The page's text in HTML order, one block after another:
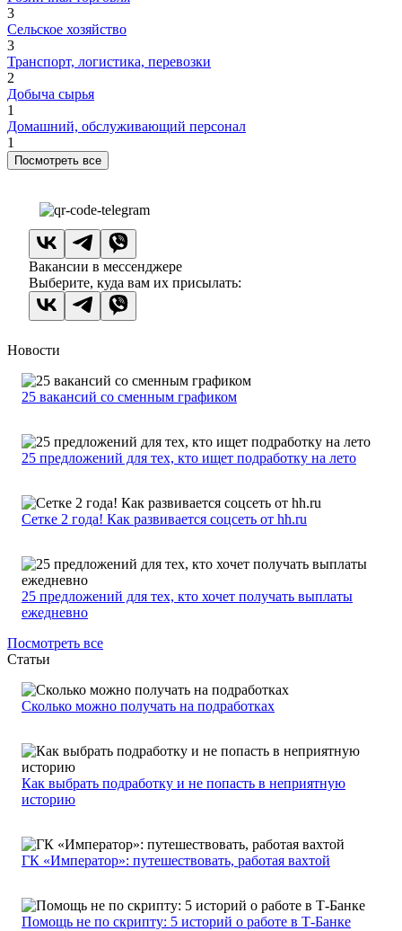
3
Сельское хозяйство
3
Транспорт, логистика, перевозки
2
Добыча сырья
1
Домашний, обслуживающий персонал
1
Посмотреть все
Вакансии в мессенджере
Выберите, куда вам их присылать:
Новости
25 вакансий со сменным графиком
25 предложений для тех, кто ищет подработку на лето
Сетке 2 года! Как развивается соцсеть от hh.ru
25 предложений для тех, кто хочет получать выплаты
ежедневно
Посмотреть все
Статьи
Сколько можно получать на подработках
Как выбрать подработку и не попасть в неприятную
историю
ГК «Император»: путешествовать, работая вахтой
Помощь не по скрипту: 5 историй о работе в Т-Банке